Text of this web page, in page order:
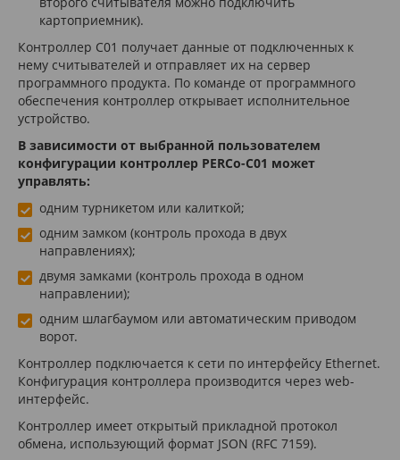
картоприемник).
Контроллер C01 получает данные от подключенных к
нему считывателей и отправляет их на сервер
программного продукта. По команде от программного
обеспечения контроллер открывает исполнительное
устройство.
В зависимости от выбранной пользователем
конфигурации контроллер PERCo-C01 может
управлять:
одним турникетом или калиткой;
одним замком (контроль прохода в двух
направлениях);
двумя замками (контроль прохода в одном
направлении);
одним шлагбаумом или автоматическим приводом
ворот.
Контроллер подключается к сети по интерфейсу Ethernet.
Конфигурация контроллера производится через web-
интерфейс.
Контроллер имеет открытый прикладной протокол
обмена, использующий формат JSON (RFC 7159).